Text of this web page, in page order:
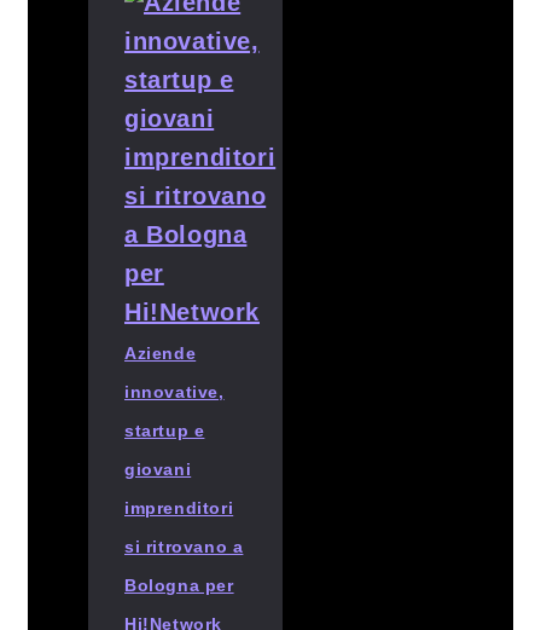
Aziende
innovative,
startup e
giovani
imprenditori
si ritrovano a
Bologna per
Hi!Network